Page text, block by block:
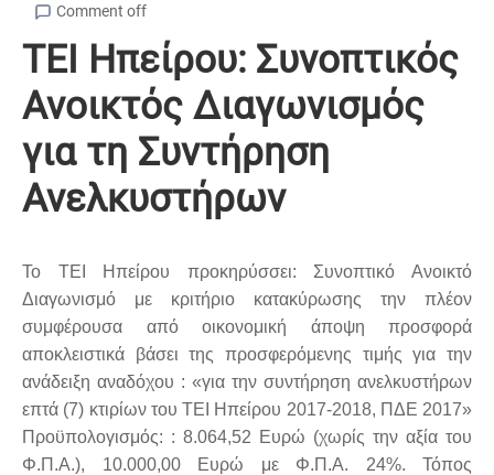
Comment off
ΤΕΙ Ηπείρου: Συνοπτικός
Ανοικτός Διαγωνισμός
για τη Συντήρηση
Ανελκυστήρων
Το ΤΕΙ Ηπείρου προκηρύσσει: Συνοπτικό Ανοικτό
Διαγωνισμό με κριτήριο κατακύρωσης την πλέον
συμφέρουσα από οικονομική άποψη προσφορά
αποκλειστικά βάσει της προσφερόμενης τιμής για την
ανάδειξη αναδόχου : «για την συντήρηση ανελκυστήρων
επτά (7) κτιρίων του ΤΕΙ Ηπείρου 2017-2018, ΠΔΕ 2017»
Προϋπολογισμός: : 8.064,52 Ευρώ (χωρίς την αξία του
Φ.Π.Α.), 10.000,00 Ευρώ με Φ.Π.Α. 24%. Τόπος